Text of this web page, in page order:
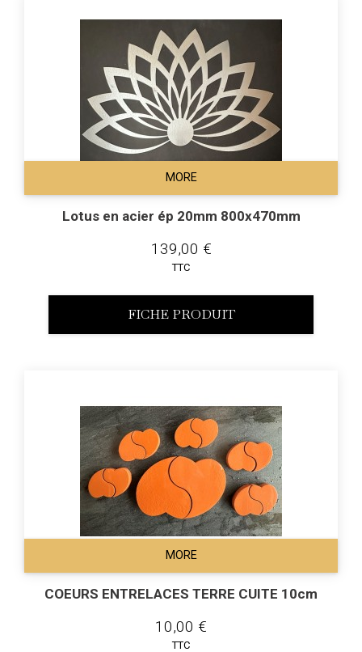
MORE
Lotus en acier ép 20mm 800x470mm
139,00 €
TTC
FICHE PRODUIT
MORE
COEURS ENTRELACES TERRE CUITE 10cm
10,00 €
TTC